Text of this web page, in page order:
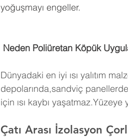
yoğuşmayı engeller.
Neden Poliüretan Köpük
Dünyadaki en iyi ısı yalıtım
depolarında,sandviç
için ısı kaybı
Çatı Arası İzolasyon